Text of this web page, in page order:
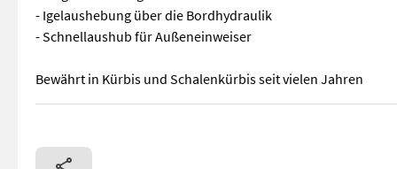
- Igelaushebung über die Bordhydraulik
- Schnellaushub für Außeneinweiser
Bewährt in Kürbis und Schalenkürbis seit vielen Jahren
Jetzt schon die leistungsfähigste Kürbiserntemaschine mit